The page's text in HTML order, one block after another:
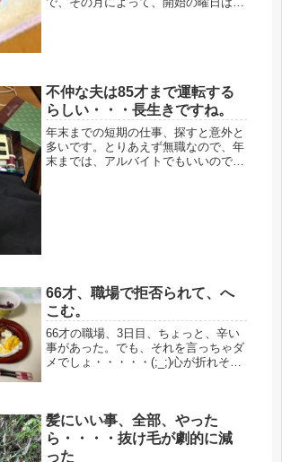
不仲な夫は85才まで運転する
らしい・・・長生きですね。
年末までの短期の仕事、探すと意外と
多いです。とりあえず無職なので、年
末までは、アルバイトでもいいので働
66才、職場で拒否られて、へ
こむ。
66才の職場、3日目、ちょっと、辛い
事があった。でも、それを言っちゃダ
メでしょ・・・・・(;_;)心が折れそう
の「就労に問題なし」のお墨付...
髪にいい事、全部、やった
ら・・・・抜け毛が劇的に減
った